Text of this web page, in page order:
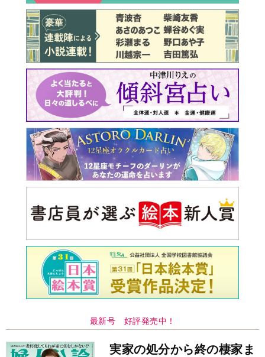
最新号 好評発売中！
実家の処分から終の棲家ま